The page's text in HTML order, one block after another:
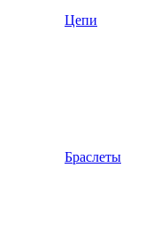
Цепи
Браслеты